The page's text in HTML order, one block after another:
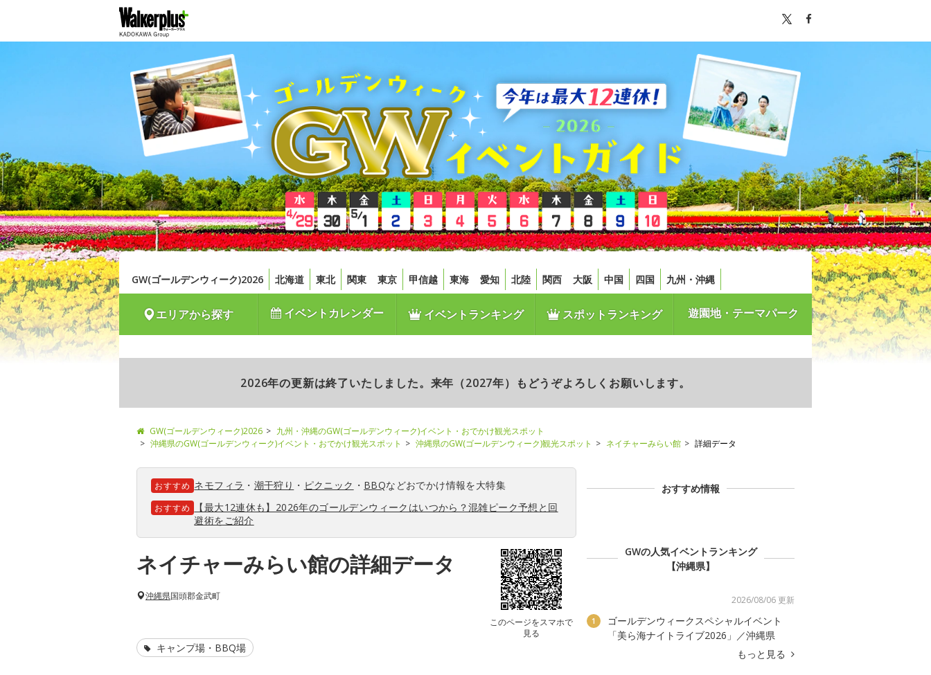
GW(ゴールデンウィーク)2026 北海道 東北 関東 東京 甲信越 東海 愛知 北陸 関西 大阪 中国 四国 九州・沖縄
エリアから探す イベントカレンダー イベントランキング スポットランキング 遊園地・テーマパーク
2026年の更新は終了いたしました。来年（2027年）もどうぞよろしくお願いします。
GW(ゴールデンウィーク)2026
九州・沖縄のGW(ゴールデンウィーク)イベント・おでかけ観光スポット
沖縄県のGW(ゴールデンウィーク)イベント・おでかけ観光スポット
沖縄県のGW(ゴールデンウィーク)観光スポット ネイチャーみらい館 詳細データ
おすすめ ネモフィラ ・ 潮干狩り ・ ピクニック ・ BBQなどおでかけ情報を大特集
おすすめ
【最大12連休も】2026年のゴールデンウィークはいつから？混雑ピーク予想と回
避術をご紹介
ネイチャーみらい館の詳細データ
このページをスマホで
見る
沖縄県国頭郡金武町
キャンプ場・BBQ場
おすすめ情報
GWの人気イベントランキング
【沖縄県】
2026/08/06 更新
1
ゴールデンウィークスペシャルイベント
「美ら海ナイトライブ2026」／沖縄県
もっと見る